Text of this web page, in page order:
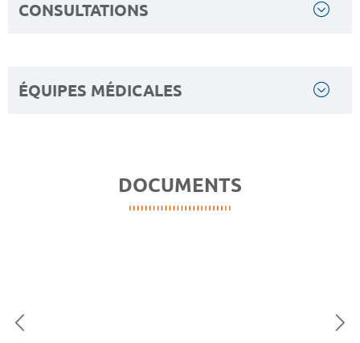
CONSULTATIONS
ÉQUIPES MÉDICALES
DOCUMENTS